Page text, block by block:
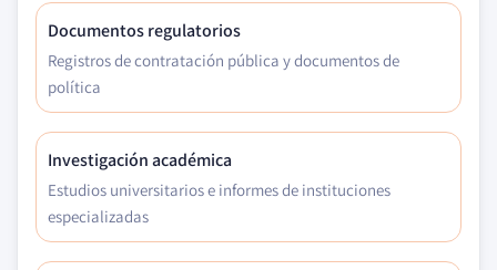
Documentos regulatorios
Registros de contratación pública y documentos de
política
Investigación académica
Estudios universitarios e informes de instituciones
especializadas